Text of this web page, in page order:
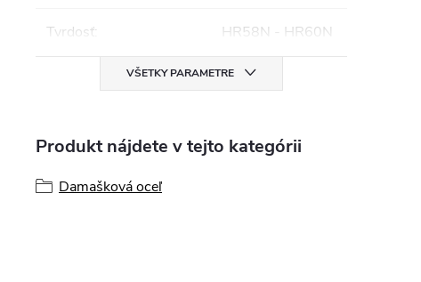
Tvrdosť: HR58N - HR60N
VŠETKY PARAMETRE
Produkt nájdete v tejto kategórii
Damašková oceľ